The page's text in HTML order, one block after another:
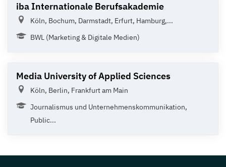
iba Internationale Berufsakademie
Köln, Bochum, Darmstadt, Erfurt, Hamburg,...
BWL (Marketing & Digitale Medien)
Media University of Applied Sciences
Köln, Berlin, Frankfurt am Main
Journalismus und Unternehmenskommunikation,
Public...